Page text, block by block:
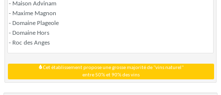
- Maison Advinam
- Maxime Magnon
- Domaine Plageole
- Domaine Hors
- Roc des Anges
Cet établissement propose une grosse majorité de "vins naturel"
entre 50% et 90% des vins